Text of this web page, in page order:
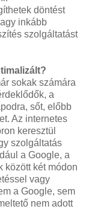
döntést
inkább
szolgáltatást
sokak számára
a
sőt, előbb
Az internetes
keresztül
szolgáltatás
a Google, a
között két módon
vagy
a Google, sem
nem adott